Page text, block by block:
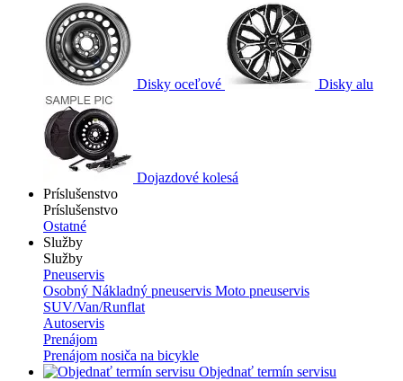
Disky oceľové Disky alu
Dojazdové kolesá
Príslušenstvo
Príslušenstvo
Ostatné
Služby
Služby
Pneuservis
Osobný Nákladný pneuservis Moto pneuservis
SUV/Van/Runflat
Autoservis
Prenájom
Prenájom nosiča na bicykle
Objednať termín servisu